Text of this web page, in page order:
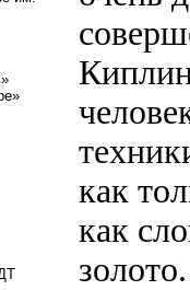
как
как
золото.